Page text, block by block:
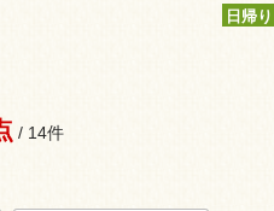
日帰り
/ 14件